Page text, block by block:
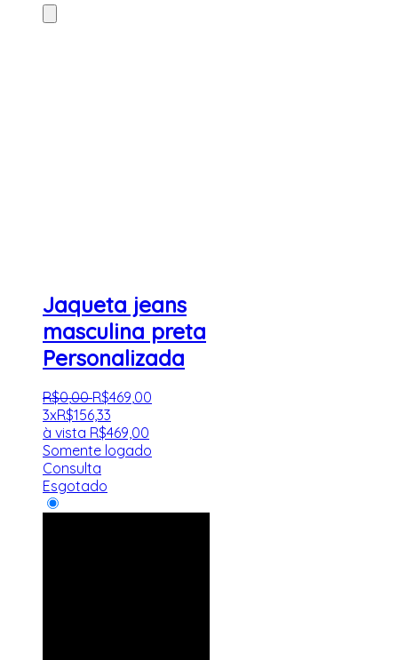
Jaqueta jeans
masculina preta
Personalizada
R$0,00 R$469,00
3xR$156,33
à vista R$469,00
Somente logado
Consulta
Esgotado